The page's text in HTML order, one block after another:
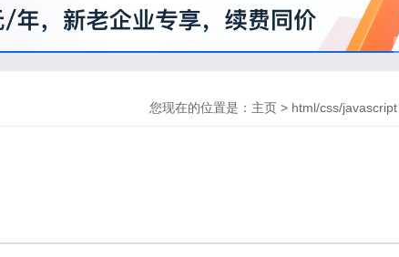
您现在的位置是： 主页 > html/css/javascript